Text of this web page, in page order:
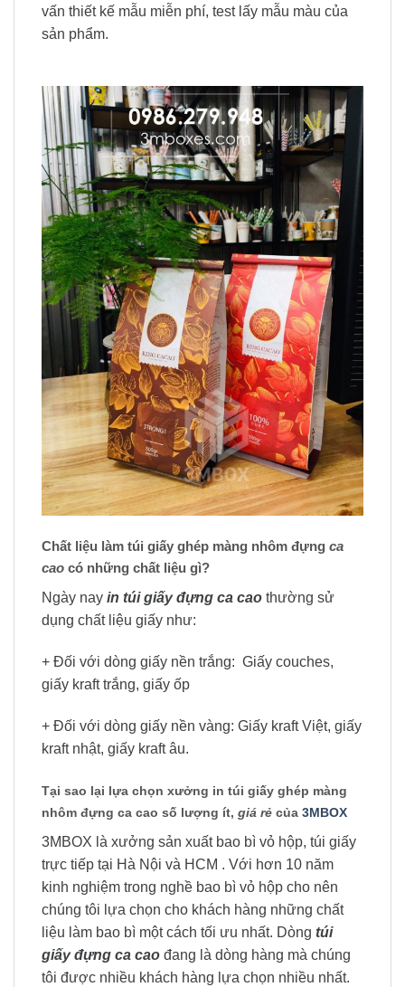
vấn thiết kế mẫu miễn phí, test lấy mẫu màu của
sản phẩm.
Chất liệu làm túi giấy ghép màng nhôm đựng ca
cao có những chất liệu gì?
Ngày nay in túi giấy đựng ca cao thường sử
dụng chất liệu giấy như:
+ Đối với dòng giấy nền trắng: Giấy couches,
giấy kraft trắng, giấy ốp
+ Đối với dòng giấy nền vàng: Giấy kraft Việt, giấy
kraft nhật, giấy kraft âu.
Tại sao lại lựa chọn xưởng in túi giấy ghép màng
nhôm đựng ca cao số lượng ít, giá rẻ của 3MBOX
3MBOX là xưởng sản xuất bao bì vỏ hộp, túi giấy
trực tiếp tại Hà Nội và HCM . Với hơn 10 năm
kinh nghiệm trong nghề bao bì vỏ hộp cho nên
chúng tôi lựa chọn cho khách hàng những chất
liệu làm bao bì một cách tối ưu nhất. Dòng túi
giấy đựng ca cao đang là dòng hàng mà chúng
tôi được nhiều khách hàng lựa chọn nhiều nhất.